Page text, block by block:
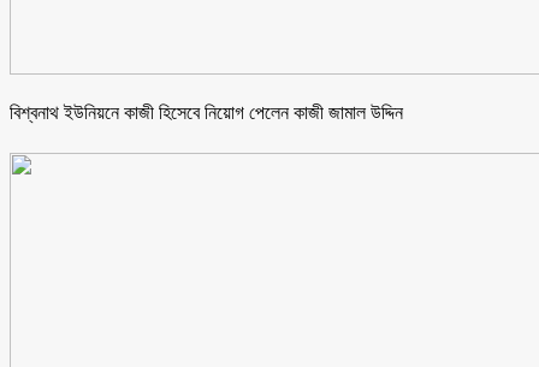
বিশ্বনাথ ইউনিয়নে কাজী হিসেবে নিয়োগ পেলেন কাজী জামাল উদ্দিন